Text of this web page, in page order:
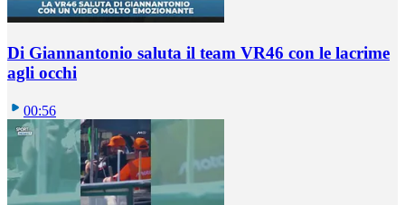
Di Giannantonio saluta il team VR46 con le lacrime
agli occhi
00:56